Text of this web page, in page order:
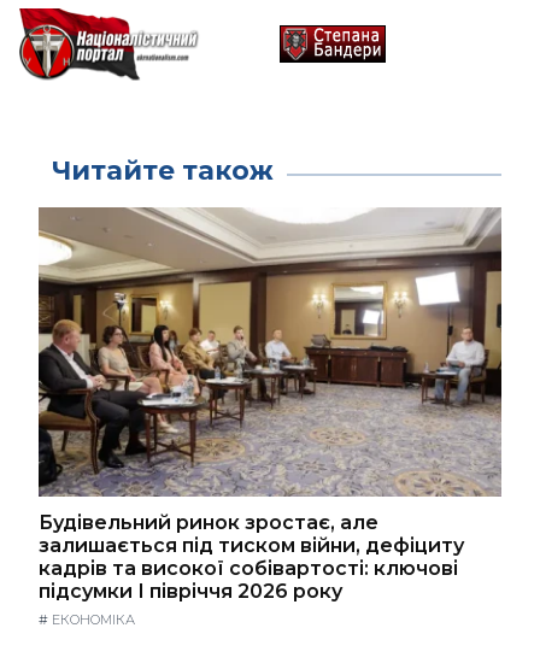
Читайте також
Будівельний ринок зростає, але
залишається під тиском війни, дефіциту
кадрів та високої собівартості: ключові
підсумки І півріччя 2026 року
# ЕКОНОМІКА